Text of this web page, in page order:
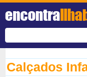
encontra
Calçados